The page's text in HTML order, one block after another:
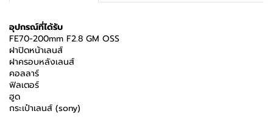
อุปกรณ์ที่ได้รับ
FE70-200mm F2.8 GM OSS
ฝาปิดหน้าเลนส์
ฝาครอบหลังเลนส์
คอลลาร์
ฟิลเตอร์
ฮูด
กระเป๋าเลนส์ (sony)